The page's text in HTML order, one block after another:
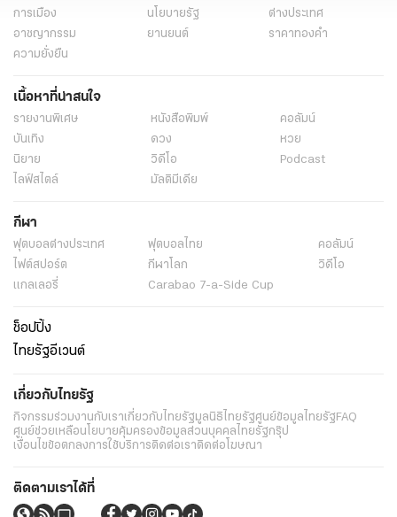
เที่ยวชม วัดผาซ่อนแก้ว ข่าวท่องเที่ยว ไทยรัฐออนไลน์
ข่าวไลฟ์สไตล์
การเมือง
นโยบายรัฐ
ต่างประเทศ
อาชญากรรม
ยานยนต์
ราคาทองคำ
ความยั่งยืน
เนื้อหาที่น่าสนใจ
รายงานพิเศษ หนังสือพิมพ์
คอลัมน์
บันเทิง
ดวง
หวย
นิยาย
วิดีโอ
Podcast
ไลฟ์สไตล์
มัลติมีเดีย
กีฬา
ฟุตบอลต่่างประเทศ ฟุตบอลไทย
คอลัมน์
ไฟต์สปอร์ต
กีฬาโลก
วิดีโอ
แกลเลอรี่
Carabao 7-a-Side Cup
ช็อปปิ้ง
ไทยรัฐอีเวนต์
เกี่ยวกับไทยรัฐ
กิจกรรมร่วมงานกับเราเกี่ยวกับไทยรัฐมูลนิธิไทยรัฐศูนย์ข้อมูลไทยรัฐFAQ
ศูนย์ช่วยเหลือนโยบายคุ้มครองข้อมูลส่วนบุคคลไทยรัฐกรุ๊ป
เงื่อนไขข้อตกลงการใช้บริการติดต่อเราติดต่อโฆษณา
ติดตามเราได้ที่